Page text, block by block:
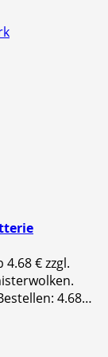
4.68 € zzgl.
4.68…